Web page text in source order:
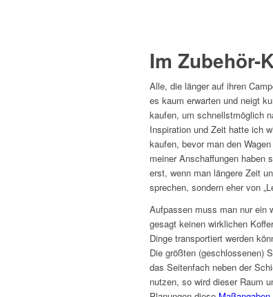
Im Zubehör-
Alle, die länger auf ihren
es kaum erwarten und neigt
kaufen, um schnellstmöglich
Inspiration und Zeit hatte ich
kaufen, bevor man den
meiner Anschaffungen haben
erst, wenn man längere Zeit
sprechen, sondern eher von
Aufpassen muss man nur ein
gesagt keinen wirklichen
Dinge transportiert werden
Die größten (geschlossenen)
das Seitenfach neben der
nutzen, so wird dieser Raum